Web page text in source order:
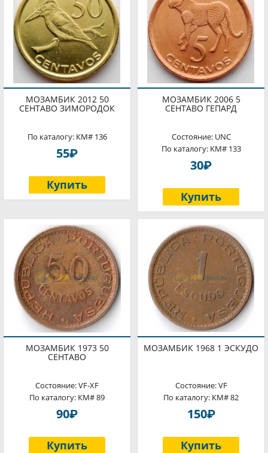
МОЗАМБИК 2012 50
СЕНТАВО ЗИМОРОДОК
По каталогу: КМ# 136
55P
Купить
МОЗАМБИК 2006 5
СЕНТАВО ГЕПАРД
Состояние: UNC
По каталогу: KM# 133
30P
Купить
МОЗАМБИК 1973 50
СЕНТАВО
Состояние: VF-XF
По каталогу: КМ# 89
90P
Купить
МОЗАМБИК 1968 1 ЭСКУДО
Состояние: VF
По каталогу: КМ# 82
150P
Купить